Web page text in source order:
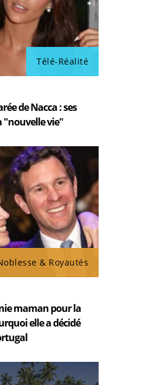
Télé-Réalité
de Nacca : ses
"nouvelle vie"
& Royautés
maman pour la
elle a décidé